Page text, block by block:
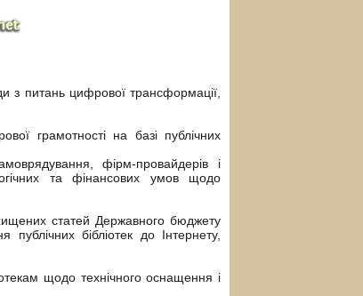
з питань цифрової трансформації,
грамотності на базі публічних
фірм-провайдерів і
та фінансових умов щодо
статей Державного бюджету
бібліотек до Інтернету,
щодо технічного оснащення і